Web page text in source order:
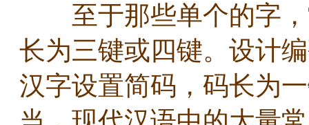
至于那些单个的字，
长为三键或四键。设计
汉字设置简码，码长为